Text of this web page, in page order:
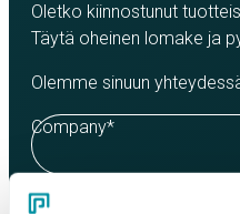
Oletko kiinnostunut
Täytä oheinen lomake ja
Olemme sinuun
Company*